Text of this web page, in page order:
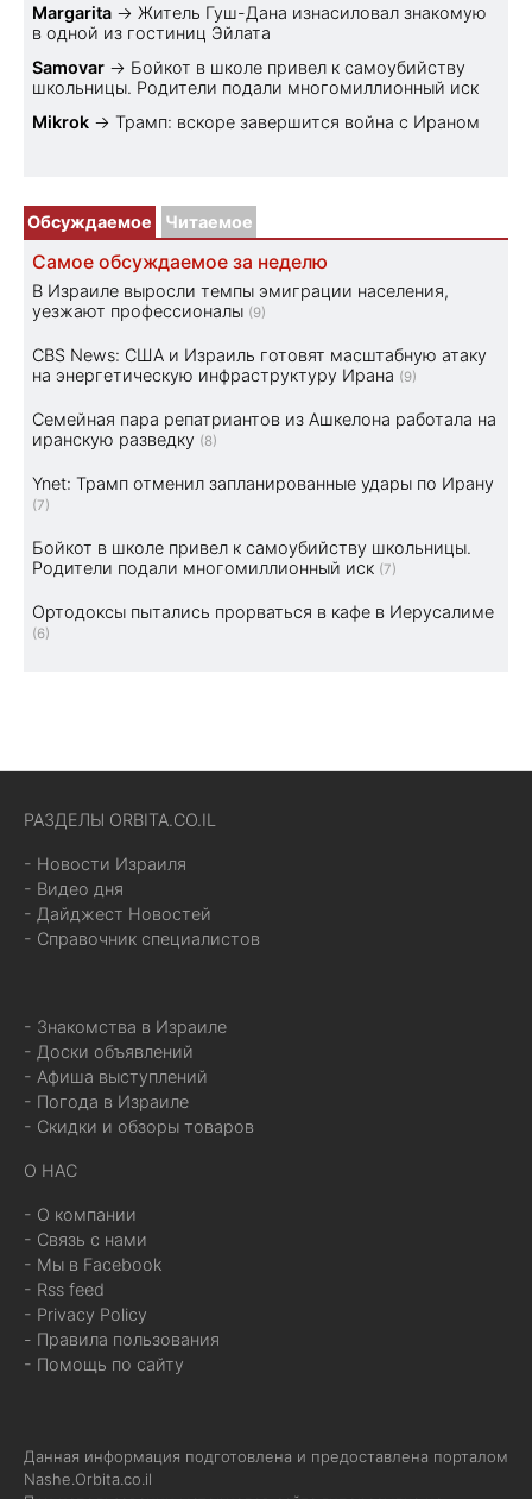
Margarita → Житель Гуш-Дана изнасиловал знакомую
в одной из гостиниц Эйлата
Samovar → Бойкот в школе привел к самоубийству
школьницы. Родители подали многомиллионный иск
Mikrok → Трамп: вскоре завершится война с Ираном
Обсуждаемое Читаемое
Самое обсуждаемое за неделю
В Израиле выросли темпы эмиграции населения,
уезжают профессионалы (9)
CBS News: США и Израиль готовят масштабную атаку
на энергетическую инфраструктуру Ирана (9)
Семейная пара репатриантов из Ашкелона работала на
иранскую разведку (8)
Ynet: Трамп отменил запланированные удары по Ирану
(7)
Бойкот в школе привел к самоубийству школьницы.
Родители подали многомиллионный иск (7)
Ортодоксы пытались прорваться в кафе в Иерусалиме
(6)
РАЗДЕЛЫ ORBITA.CO.IL
- Новости Израиля
- Видео дня
- Дайджест Новостей
- Справочник специалистов
- Знакомства в Израиле
- Доски объявлений
- Афиша выступлений
- Погода в Израиле
- Скидки и обзоры товаров
О НАС
- О компании
- Связь с нами
- Мы в Facebook
- Rss feed
- Privacy Policy
- Правила пользования
- Помощь по сайту
Данная информация подготовлена и предоставлена порталом
Nashe.Orbita.co.il